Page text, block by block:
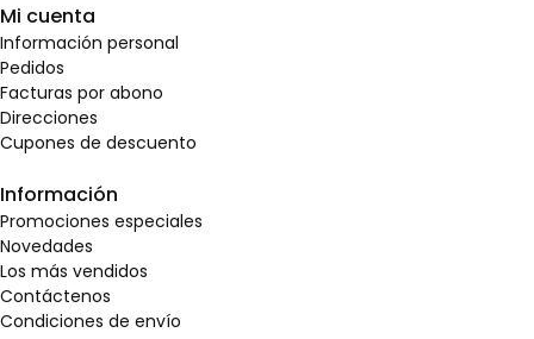
Mi cuenta
Información personal
Pedidos
Facturas por abono
Direcciones
Cupones de descuento
Información
Promociones especiales
Novedades
Los más vendidos
Contáctenos
Condiciones de envío